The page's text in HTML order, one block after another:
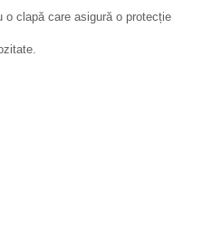
clapă care asigură o protecție